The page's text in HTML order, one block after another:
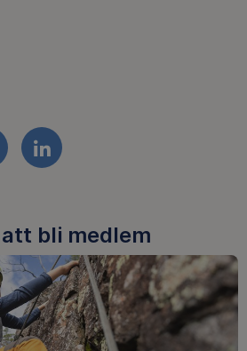
LINKEDIN
bli medlem